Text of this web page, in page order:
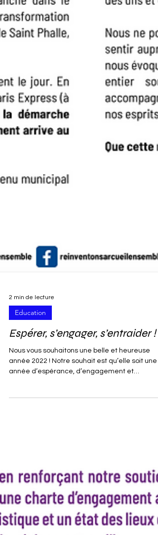
Education
Espérer, s’engager, s’entraider !
Nous vous souhaitons une belle et heureuse